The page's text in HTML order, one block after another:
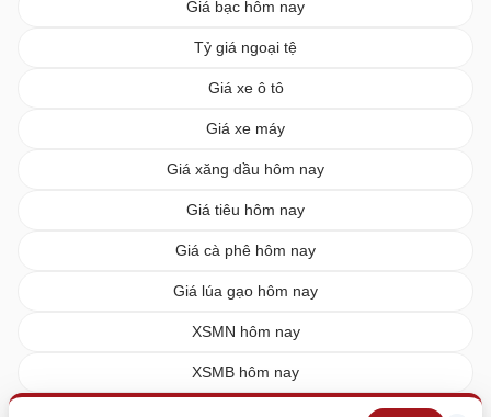
Giá bạc hôm nay
Tỷ giá ngoại tệ
Giá xe ô tô
Giá xe máy
Giá xăng dầu hôm nay
Giá tiêu hôm nay
Giá cà phê hôm nay
Giá lúa gạo hôm nay
XSMN hôm nay
XSMB hôm nay